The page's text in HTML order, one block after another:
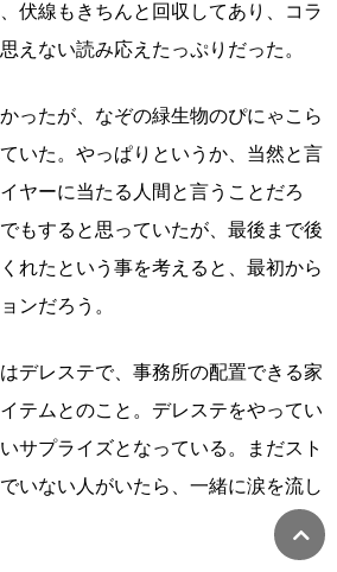
伏線もきちんと回収してあり、コラ
えない読み応えたっぷりだった。
ったが、なぞの緑生物のぴにゃこら
いた。やっぱりというか、当然と言
ヤーに当たる人間と言うことだろ
もすると思っていたが、最後まで後
れたという事を考えると、最初から
ンだろう。
デレステで、事務所の配置できる家
テムとのこと。デレステをやってい
サプライズとなっている。まだスト
いない人がいたら、一緒に涙を流し